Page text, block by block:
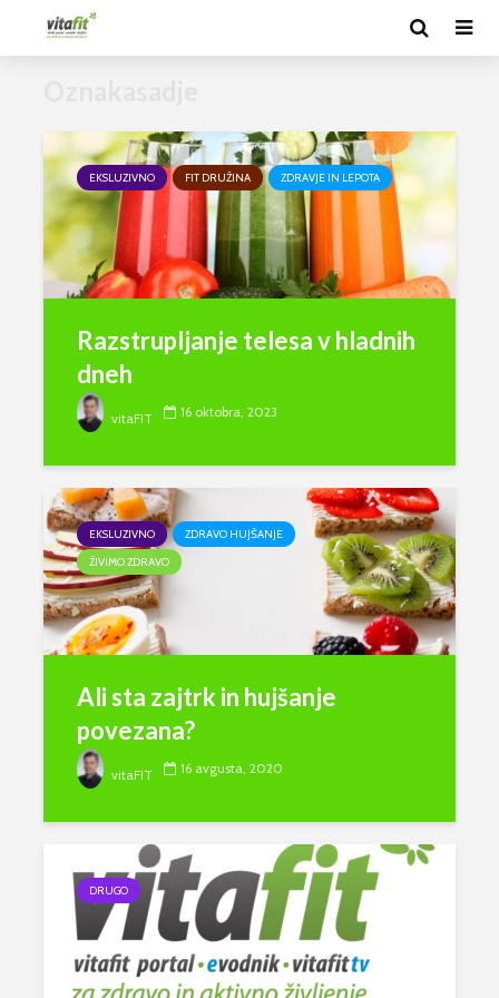
EKSLUZIVNO FIT DRUŽINA ZDRAVJE IN LEPOTA
Razstrupljanje telesa v hladnih
dneh
vitaFIT 16 oktobra, 2023
EKSLUZIVNO
ZDRAVO HUJŠANJE
ŽIVIMO ZDRAVO
Ali sta zajtrk in hujšanje
povezana?
vitaFIT 16 avgusta, 2020
DRUGO